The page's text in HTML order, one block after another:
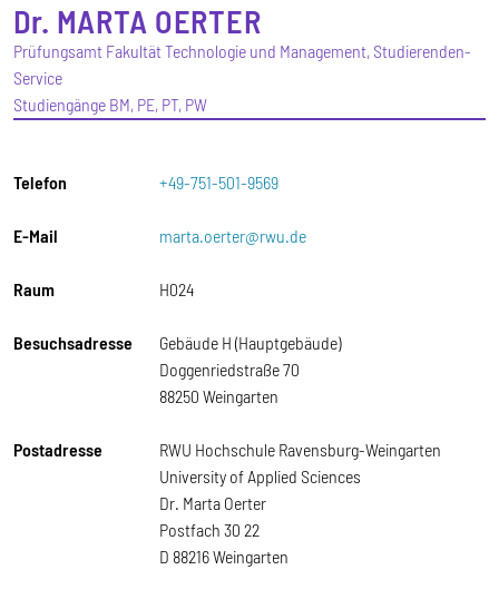
Dr. MARTA OERTER
Prüfungsamt Fakultät Technologie und Management, Studierenden-
Service
Studiengänge BM, PE, PT, PW
Telefon +49-751-501-9569
E-Mail marta.oerter@rwu.de
Raum H024
Besuchsadresse
Gebäude H (Hauptgebäude)
Doggenriedstraße 70
88250 Weingarten
Postadresse
RWU Hochschule Ravensburg-Weingarten
University of Applied Sciences
Dr. Marta Oerter
Postfach 30 22
D 88216 Weingarten